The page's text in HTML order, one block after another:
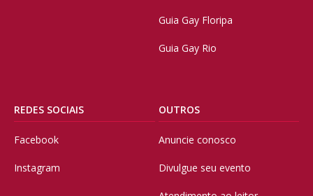
Guia Gay Floripa
Guia Gay Rio
REDES SOCIAIS
Facebook
Instagram
OUTROS
Anuncie conosco
Divulgue seu evento